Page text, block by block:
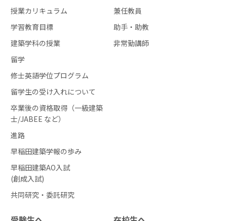
授業カリキュラム
学習教育目標
建築学科の授業
留学
修士英語学位プログラム
留学生の受け入れについて
卒業後の資格取得（一級建築
士/JABEE など）
進路
早稲田建築学報の歩み
早稲田建築AO入試
(創成入試)
共同研究・委託研究
兼任教員
助手・助教
非常勤講師